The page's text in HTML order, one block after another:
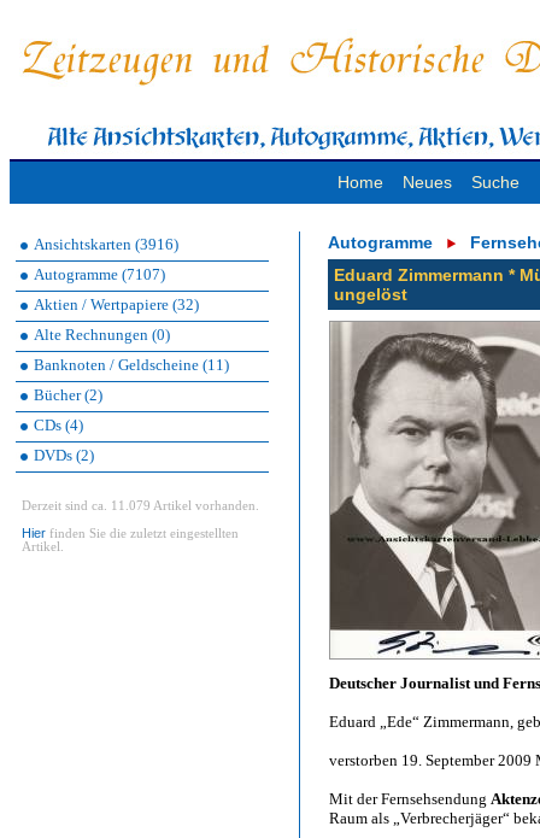
Home Neues Suche
Ansichtskarten (3916)
Autogramme (7107)
Aktien / Wertpapiere (32)
Alte Rechnungen (0)
Banknoten / Geldscheine (11)
Bücher (2)
CDs (4)
DVDs (2)
Derzeit sind ca. 11.079 Artikel vorhanden.
Hier finden Sie die zuletzt eingestellten
Artikel.
Autogramme
Eduard Zimmermann *
ungelöst
Deutscher Journalist und
Eduard „Ede“ Zimmermann,
verstorben 19. September 2009
Mit der Fernsehsendung
Raum als „Verbrecherjäger“